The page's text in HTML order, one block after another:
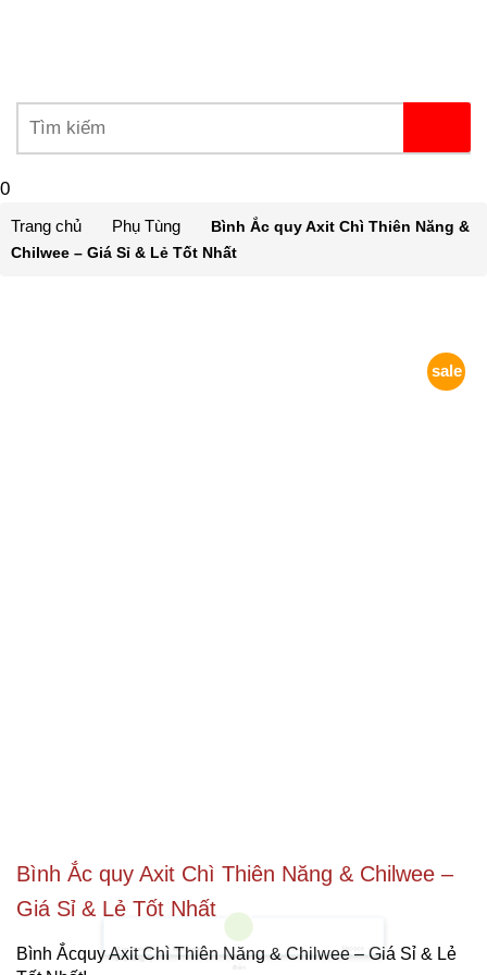
Tìm Đường
Đến Công Ty
Messenger
0
Trang chủ Phụ Tùng
Bình Ắc quy Axit Chì Thiên Năng &
Chilwee – Giá Sỉ & Lẻ Tốt Nhất
sale
Bình Ắc quy Axit Chì Thiên Năng & Chilwee –
Giá Sỉ & Lẻ Tốt Nhất
Bình Ắcquy Axit Chì Thiên Năng & Chilwee – Giá Sỉ & Lẻ